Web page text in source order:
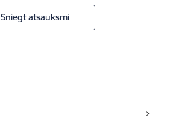
Sniegt atsauksmi